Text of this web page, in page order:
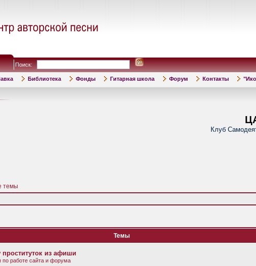
Поиск:
Библиотека Фонды Гитарная школа Форум Контакты
Клуб
темы
Темы
проституток из афиши
по работе сайта и форума